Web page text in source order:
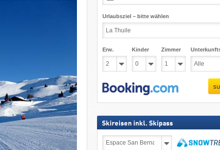
Urlaubsziel – bitte wählen
Erw. Kinder Zimmer
Skireisen inkl. Skipass
inkl.